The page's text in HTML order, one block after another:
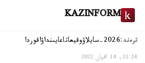
KAZINFORM
ترەند:2026-سايلاۋ وقيعاتاعايىنداۋاقوردا
11:24, 14 اقپان 2022